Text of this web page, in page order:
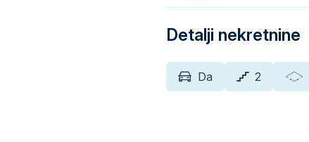
Detalji nekretnine
Da 2